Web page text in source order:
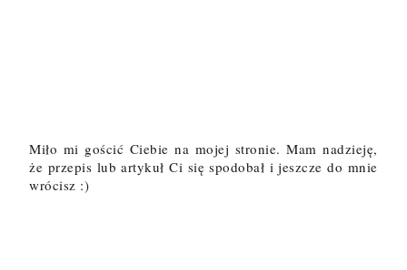
Miło mi gościć Ciebie na mojej stronie. Mam nadzieję,
że przepis lub artykuł Ci się spodobał i jeszcze do mnie
wrócisz :)